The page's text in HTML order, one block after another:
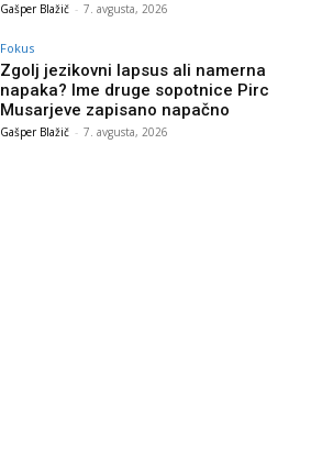
Gašper Blažič - 7. avgusta, 2026
Fokus
Zgolj jezikovni lapsus ali namerna
napaka? Ime druge sopotnice Pirc
Musarjeve zapisano napačno
Gašper Blažič - 7. avgusta, 2026